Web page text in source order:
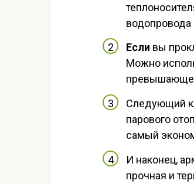
водопровода
Если вы
Можно
Следующий
парового
самый
И наконец,
прочная и